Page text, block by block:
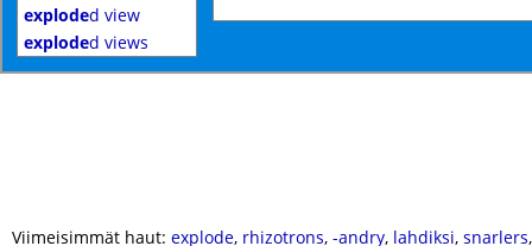
exploded view
exploded views
Viimeisimmät haut: explode, rhizotrons, -andry, lahdiksi, snarlers